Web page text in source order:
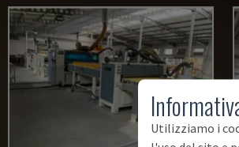
Utilizziamo i